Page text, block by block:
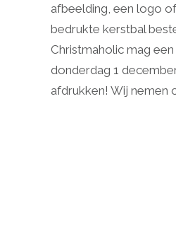
afbeelding, een logo
bedrukte kerstbal
Christmaholic mag
donderdag 1
afdrukken! Wij nemen